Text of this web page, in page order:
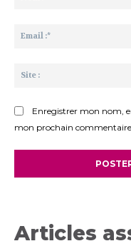
Enregistrer mon nom,
mon prochain commentaire.
Articles